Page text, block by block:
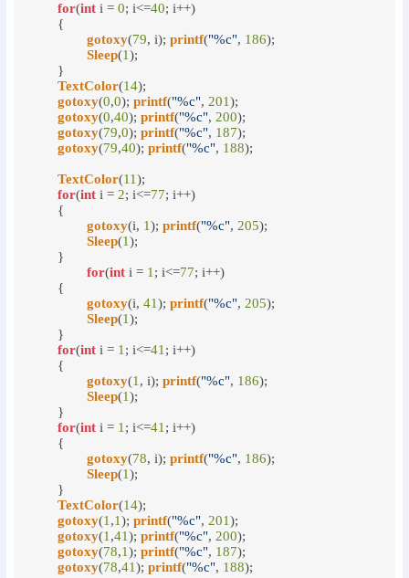
for(int i = 0; i<=40; i++)
gotoxy(79, i); printf("%c", 186);
Sleep(1);
TextColor(14);
gotoxy(0,0); printf("%c", 201);
gotoxy(0,40); printf("%c", 200);
gotoxy(79,0); printf("%c", 187);
gotoxy(79,40); printf("%c", 188);
TextColor(11);
for(int i = 2; i<=77; i++)
gotoxy(i, 1); printf("%c", 205);
Sleep(1);
for(int i = 1; i<=77; i++)
gotoxy(i, 41); printf("%c", 205);
Sleep(1);
for(int i = 1; i<=41; i++)
gotoxy(1, i); printf("%c", 186);
Sleep(1);
for(int i = 1; i<=41; i++)
gotoxy(78, i); printf("%c", 186);
Sleep(1);
TextColor(14);
gotoxy(1,1); printf("%c", 201);
gotoxy(1,41); printf("%c", 200);
gotoxy(78,1); printf("%c", 187);
gotoxy(78,41); printf("%c", 188);